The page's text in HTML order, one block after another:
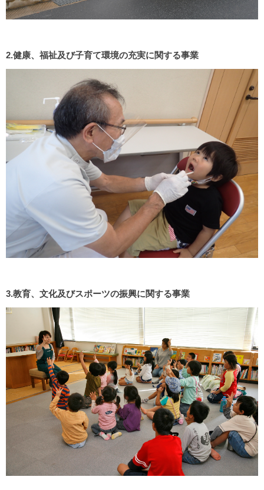
2.健康、福祉及び子育て環境の充実に関する事業
3.教育、文化及びスポーツの振興に関する事業